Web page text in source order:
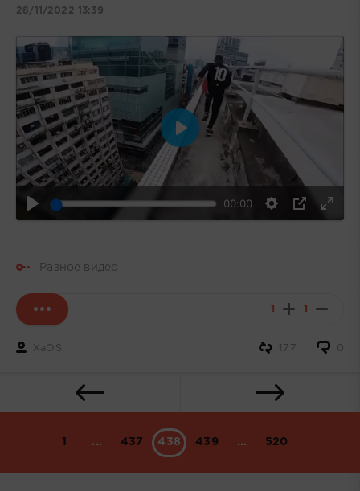
28/11/2022 13:39
00:00
Воспроизвести
Разное видео
1 1
XaOS 0
177
1 ... 437 438 439 ... 520